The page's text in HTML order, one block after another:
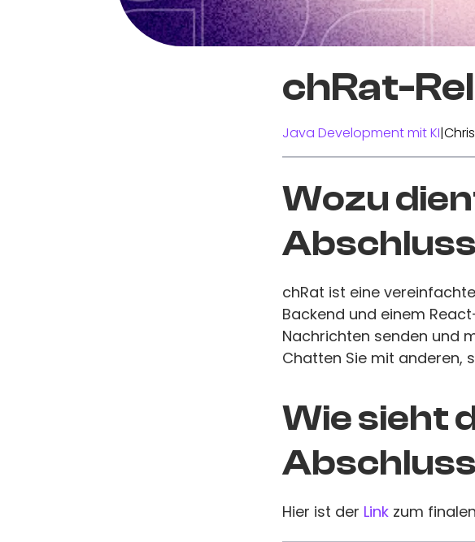
chRat-
Java Development mit KI|
Wozu
chRat ist eine
Backend und einem
Nachrichten senden und
Chatten Sie mit anderen,
Wie sieht
Hier ist der Link zum